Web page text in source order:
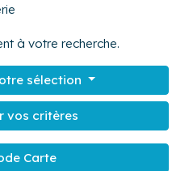
à votre recherche.
sélection
vos critères
Carte